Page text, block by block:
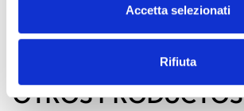
Accetta selezionati
Rifiuta
OTROS PRODUCTOS